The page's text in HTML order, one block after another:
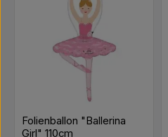
Folienballon "Ballerina
Girl" 110cm